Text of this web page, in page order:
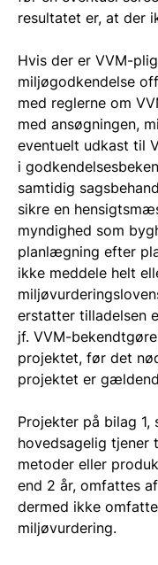
resultatet er, at der
Hvis der er VVM-
miljøgodkendelse
med reglerne om
med ansøgningen,
eventuelt udkast til
i
samtidig
sikre en
myndighed som
planlægning efter
ikke meddele helt
erstatter tilladelsen
jf. VVM-
projektet, før det
projektet er
Projekter på bilag 1,
hovedsagelig tjener
metoder eller
end 2 år, omfattes
dermed ikke
miljøvurdering.